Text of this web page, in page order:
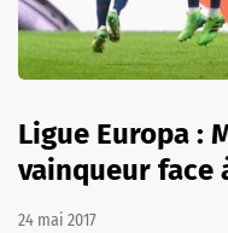
Ligue Europa :
vainqueur face
24 mai 2017